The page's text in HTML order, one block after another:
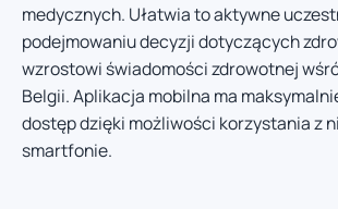
medycznych. Ułatwia to aktywne
podejmowaniu decyzji dotyczących
wzrostowi świadomości zdrowotnej
Belgii. Aplikacja mobilna ma
dostęp dzięki możliwości korzystania z
smartfonie.